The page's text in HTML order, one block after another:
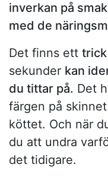
inverkan på
med de
Det finns ett
sekunder kan
du tittar på. Det
färgen på
köttet. Och när
du att undra
det tidigare.